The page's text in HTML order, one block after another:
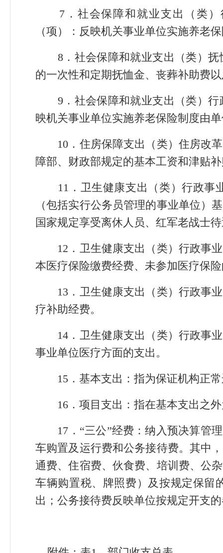
7．社会保障和就业支出（类）
（项）：反映机关事业单位实施养老
8．社会保障和就业支出（类）抚
的一次性和定期抚恤金、丧葬补助费
9．社会保障和就业支出（类）行
映机关事业单位实施养老保险制度由
10．住房保障支出（类）住房改革
障部、财政部规定的基本工资和津贴
11．卫生健康支出（类）行政事
（包括实行公务员管理的事业单位）
国家规定享受离休人员、红军老战士
12．卫生健康支出（类）行政事业
本医疗保险缴费经费、未参加医疗保
13．卫生健康支出（类）行政事业
疗补助经费。
14．卫生健康支出（类）行政事业
事业单位医疗方面的支出。
15．基本支出：指为保证机构正常
16．项目支出：指在基本支出之外
17．“三公”经费：纳入预决算管理
车购置及运行费和公务接待费。其中
通费、住宿费、伙食费、培训费、公
车辆购置税、牌照费）及按规定保留
出；公务接待费反映单位按规定开支